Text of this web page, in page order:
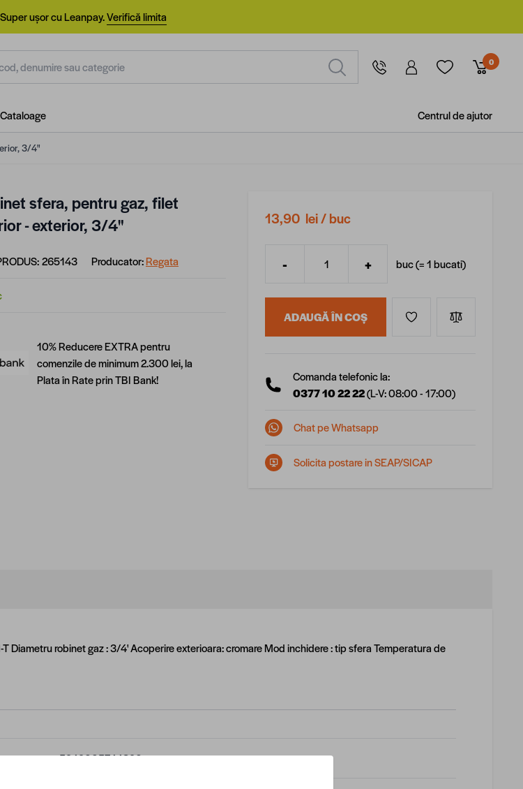
ușor cu Leanpay.Verifică limita
0
Cataloage Centrul de ajutor
3/4"
sfera, pentru gaz, filet
- exterior, 3/4"
265143 Producator:Regata
10% Reducere EXTRA pentru
comenzile de minimum 2.300 lei, la
Plata în Rate prin TBI Bank!
13,90 lei/ buc
Cantitate
- + buc (=1bucati)
ADAUGĂ ÎN COȘ
Comanda telefonic la:
0377 10 22 22(L-V: 08:00 - 17:00)
Chat pe Whatsapp
Solicita postare in SEAP/SICAP
Diametru robinet gaz : 3/4' Acoperire exterioara: cromare Mod inchidere : tip sfera Temperatura de
5949005744890